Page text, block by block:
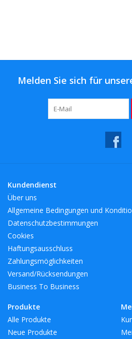
Melden Sie sich für
Kundendienst
Über uns
Allgemeine Bedingungen und
Datenschutzbestimmungen
Cookies
Haftungsausschluss
Zahlungsmöglichkeiten
Versand/Rücksendungen
Business To Business
Produkte
Alle Produkte
Neue Produkte